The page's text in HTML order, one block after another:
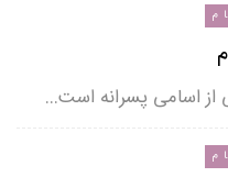
م
از اسامی پسرانه است…
م